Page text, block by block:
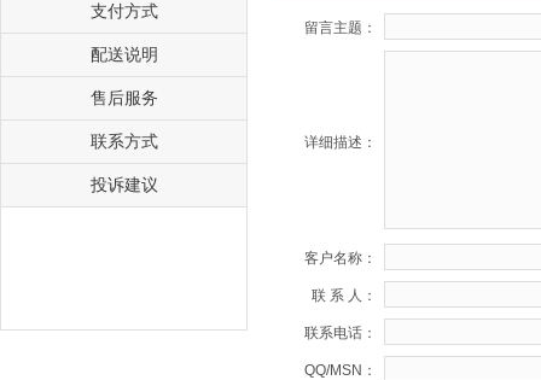
支付方式
配送说明
售后服务
联系方式
投诉建议
留言主题：
详细描述：
客户名称：
联 系 人：
联系电话：
QQ/MSN：